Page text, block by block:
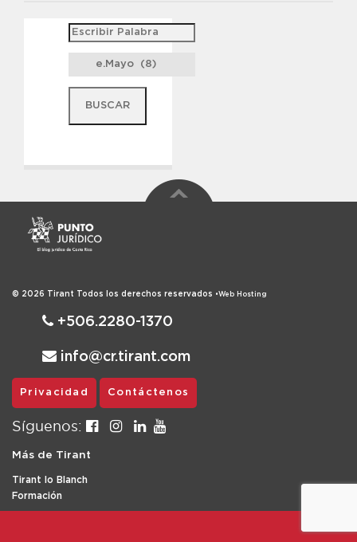
© 2026 Tirant Todos los derechos reservados •Web Hosting
+506.2280-1370
info@cr.tirant.com
Privacidad Contáctenos
Síguenos:
Más de Tirant
Tirant lo Blanch
Formación